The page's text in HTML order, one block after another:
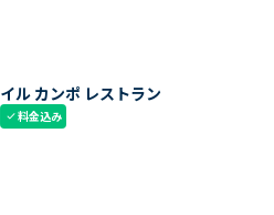
イル カンポ レストラン
check料金込み